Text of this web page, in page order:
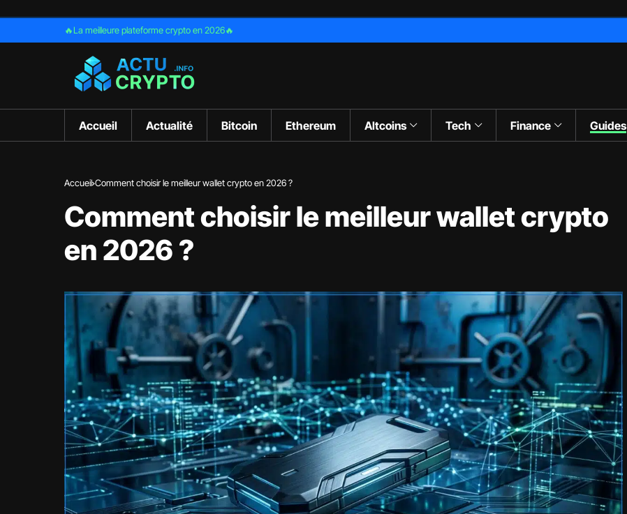
🔥La meilleure plateforme crypto en 2026🔥
Accueil Actualité Bitcoin Ethereum Altcoins Tech Finance Guides
Accueil Comment choisir le meilleur wallet crypto en 2026 ?
Comment choisir le meilleur wallet crypto
en 2026 ?